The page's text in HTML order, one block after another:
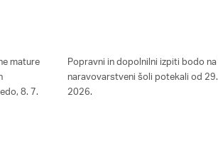
mature
8. 7.
Popravni in dopolnilni izpiti bodo
naravovarstveni šoli potekali od
2026.